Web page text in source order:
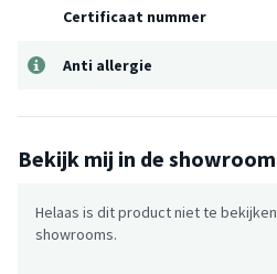
Certificaat nummer
Anti allergie
Bekijk mij in de showroom
Helaas is dit product niet te
showrooms.